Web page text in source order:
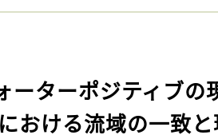
ーターポジティブの
おける流域の一致